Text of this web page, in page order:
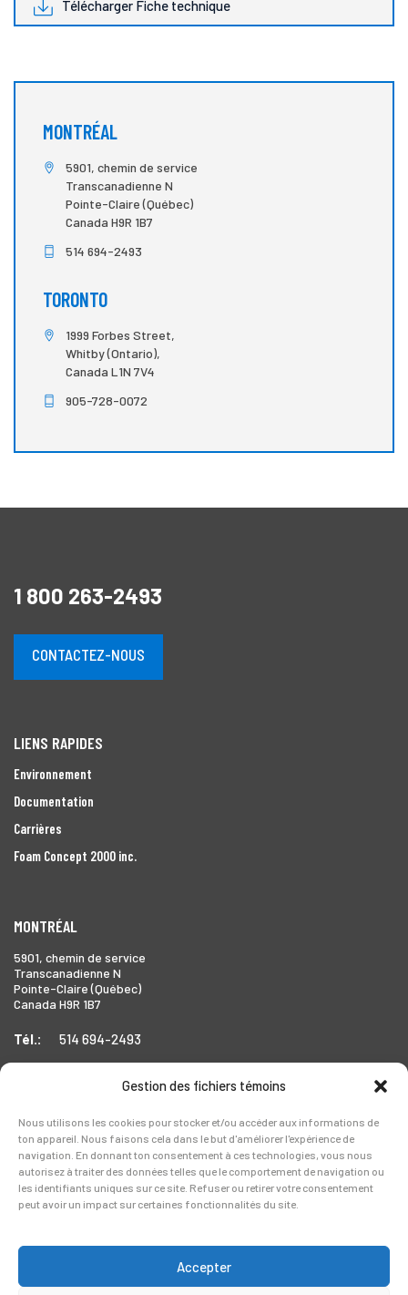
Gestion des fichiers témoins
Nous utilisons les cookies pour stocker et/ou accéder aux informations de
ton appareil. Nous faisons cela dans le but d'améliorer l'expérience de
navigation. En donnant ton consentement à ces technologies, vous nous
autorisez à traiter des données telles que le comportement de navigation ou
les identifiants uniques sur ce site. Refuser ou retirer votre consentement
peut avoir un impact sur certaines fonctionnalités du site.
Accepter
Télécharger Fiche technique
MONTRÉAL
5901, chemin de service
Transcanadienne N
Pointe-Claire (Québec)
Canada H9R 1B7
514 694-2493
TORONTO
1999 Forbes Street,
Whitby (Ontario),
Canada L1N 7V4
905-728-0072
1 800 263-2493
CONTACTEZ-NOUS
LIENS RAPIDES
Environnement
Documentation
Carrières
Foam Concept 2000 inc.
MONTRÉAL
5901, chemin de service
Transcanadienne N
Pointe-Claire (Québec)
Canada H9R 1B7
Tél.: 514 694-2493
1999 Forbes Street,
Whitby (Ontario),
Canada L1N 7V4
Tél.: 905-728-0072